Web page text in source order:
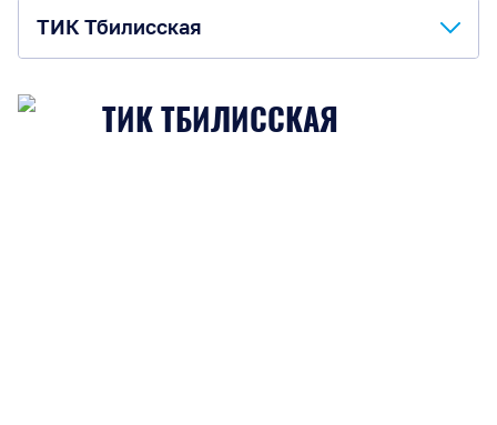
ТИК Тбилисская
ТИК ТБИЛИССКАЯ